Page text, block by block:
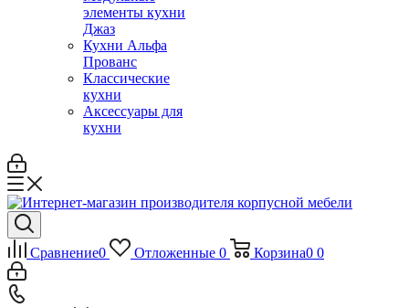
элементы кухни
Джаз
Кухни Альфа
Прованс
Классические
кухни
Аксессуары для
кухни
Сравнение0 Отложенные 0 Корзина0 0